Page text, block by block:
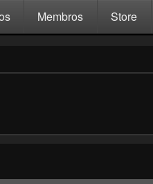
Membros Store